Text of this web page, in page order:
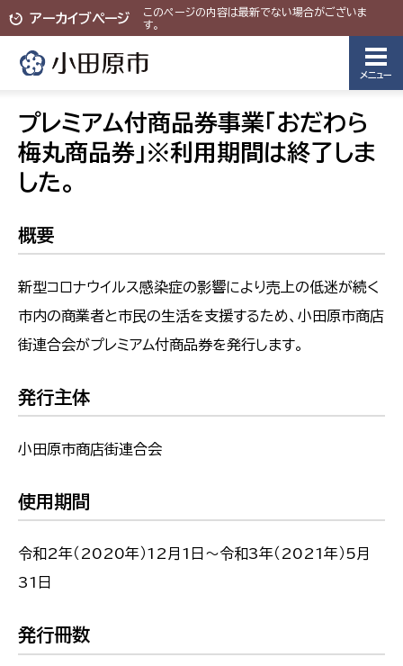
アーカイブページ
このページの内容は最新でない場合がございま
す。
メニュー
プレミアム付商品券事業「おだわら
梅丸商品券」※利用期間は終了しま
した。
概要
新型コロナウイルス感染症の影響により売上の低迷が続く
市内の商業者と市民の生活を支援するため、小田原市商店
街連合会がプレミアム付商品券を発行します。
発行主体
小田原市商店街連合会
使用期間
令和2年（2020年）12月1日～令和3年（2021年）5月
31日
発行冊数